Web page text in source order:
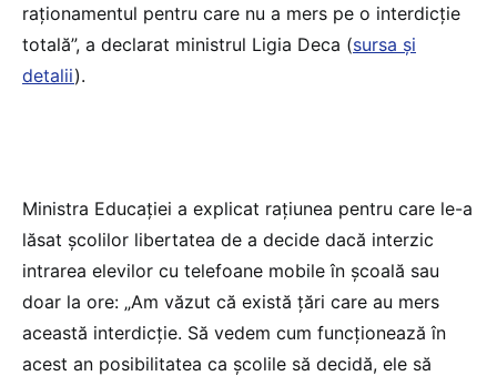
raționamentul pentru care nu a mers pe o interdicție
totală”, a declarat ministrul Ligia Deca (sursa și
detalii).
Ministra Educației a explicat rațiunea pentru care le-a
lăsat școlilor libertatea de a decide dacă interzic
intrarea elevilor cu telefoane mobile în școală sau
doar la ore: „Am văzut că există țări care au mers
această interdicție. Să vedem cum funcționează în
acest an posibilitatea ca școlile să decidă, ele să